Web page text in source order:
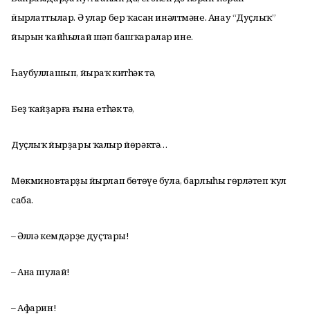
йырлаттылар. Ә улар бер ҡасан инәлтмәне. Анау “Дуҫлыҡ”
йырын ҡайһылай шәп башҡаралар ине.
Һаубуллашып, йыраҡ китһәк тә,
Беҙ ҡайҙарға ғына етһәк тә,
Дуҫлыҡ йырҙары ҡалыр йөрәктә…
Мөкминовтарҙың йырлап бөтөүе була, барлыһы гөрләтеп ҡул
саба.
– Әллә кемдәрҙең дуҫтары!
– Ана шулай!
– Афарин!